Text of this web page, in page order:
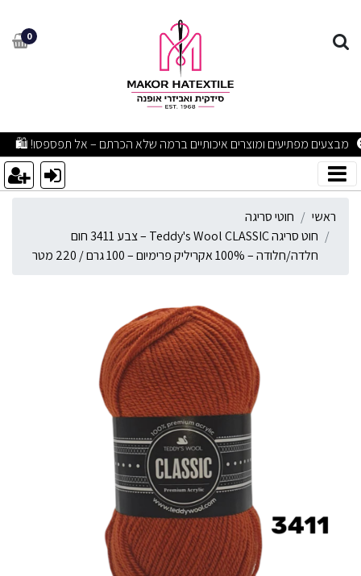
חוט סריגה Teddy's Wool CLASSIC – צבע 3411 חום חלדה/חלודה – 100% אקריליק פרימיום – 100 גרם / 220 מטר 0
מבצעים מפתיעים ומוצרים איכותיים ברמה שלא הכרתם – אל
ראשי
חוטי סריגה
חוט סריגה Teddy's Wool CLASSIC – צבע 3411 חום
חלדה/חלודה – 100% אקריליק פרימיום – 100 גרם / 220 מטר